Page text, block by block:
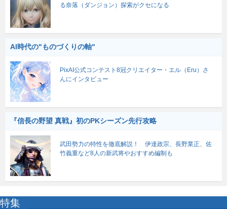
る奈落（ダンジョン）探索がクセになる
AI時代の"ものづくりの軸"
PixAI公式コンテスト8冠クリエイター・エル（Eru）さ
んにインタビュー
『信長の野望 真戦』初のPKシーズン先行攻略
武田勢力の特性を徹底解説！ 伊達政宗、長野業正、佐
竹義重など8人の新武将やおすすめ編制も
特集